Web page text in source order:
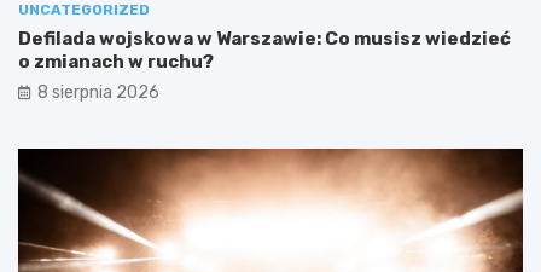
UNCATEGORIZED
Defilada wojskowa w Warszawie: Co musisz wiedzieć
o zmianach w ruchu?
8 sierpnia 2026